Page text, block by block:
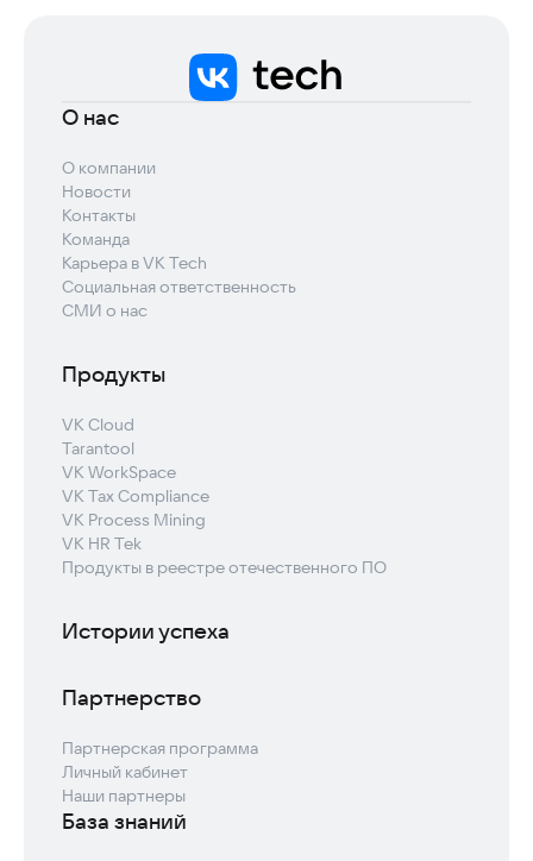
О нас
О компании
Новости
Контакты
Команда
Карьера в VK Tech
Социальная ответственность
СМИ о нас
Продукты
VK Cloud
Tarantool
VK WorkSpace
VK Tax Compliance
VK Process Mining
VK HR Tek
Продукты в реестре отечественного ПО
Истории успеха
Партнерство
Партнерская программа
Личный кабинет
Наши партнеры
База знаний